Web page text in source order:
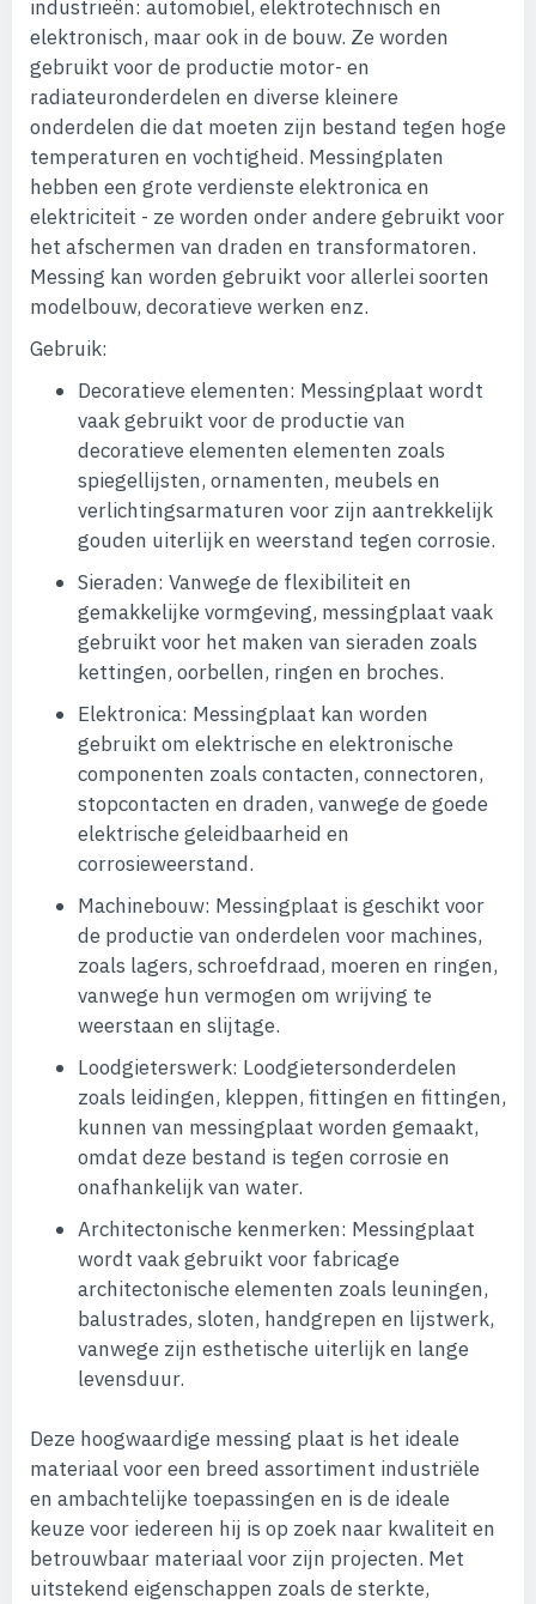
industrieën: automobiel, elektrotechnisch en
elektronisch, maar ook in de bouw. Ze worden
gebruikt voor de productie motor- en
radiateuronderdelen en diverse kleinere
onderdelen die dat moeten zijn bestand tegen hoge
temperaturen en vochtigheid. Messingplaten
hebben een grote verdienste elektronica en
elektriciteit - ze worden onder andere gebruikt voor
het afschermen van draden en transformatoren.
Messing kan worden gebruikt voor allerlei soorten
modelbouw, decoratieve werken enz.
Gebruik:
Decoratieve elementen: Messingplaat wordt
vaak gebruikt voor de productie van
decoratieve elementen elementen zoals
spiegellijsten, ornamenten, meubels en
verlichtingsarmaturen voor zijn aantrekkelijk
gouden uiterlijk en weerstand tegen corrosie.
Sieraden: Vanwege de flexibiliteit en
gemakkelijke vormgeving, messingplaat vaak
gebruikt voor het maken van sieraden zoals
kettingen, oorbellen, ringen en broches.
Elektronica: Messingplaat kan worden
gebruikt om elektrische en elektronische
componenten zoals contacten, connectoren,
stopcontacten en draden, vanwege de goede
elektrische geleidbaarheid en
corrosieweerstand.
Machinebouw: Messingplaat is geschikt voor
de productie van onderdelen voor machines,
zoals lagers, schroefdraad, moeren en ringen,
vanwege hun vermogen om wrijving te
weerstaan en slijtage.
Loodgieterswerk: Loodgietersonderdelen
zoals leidingen, kleppen, fittingen en fittingen,
kunnen van messingplaat worden gemaakt,
omdat deze bestand is tegen corrosie en
onafhankelijk van water.
Architectonische kenmerken: Messingplaat
wordt vaak gebruikt voor fabricage
architectonische elementen zoals leuningen,
balustrades, sloten, handgrepen en lijstwerk,
vanwege zijn esthetische uiterlijk en lange
levensduur.
Deze hoogwaardige messing plaat is het ideale
materiaal voor een breed assortiment industriële
en ambachtelijke toepassingen en is de ideale
keuze voor iedereen hij is op zoek naar kwaliteit en
betrouwbaar materiaal voor zijn projecten. Met
uitstekend eigenschappen zoals de sterkte,